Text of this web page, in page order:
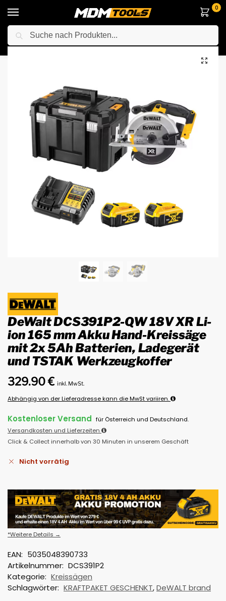
0
Startseite / Elektrowerkzeuge / Sägen
DeWalt DCS391P2-QW 18V XR Li-
ion 165 mm Akku Hand-Kreissäge
mit 2x 5Ah Batterien, Ladegerät
und TSTAK Werkzeugkoffer
329.90€ inkl. MwSt.
Abhängig von der Lieferadresse kann die MwSt variiren.
Kostenloser Versand für Österreich und Deutschland.
Versandkosten und Lieferzeiten
Click & Collect innerhalb von 30 Minuten in unserem Geschäft
Nicht vorrätig
*Weitere Details →
EAN: 5035048390733
Artikelnummer: DCS391P2
Kategorie: Kreissägen
Schlagwörter: KRAFTPAKET GESCHENKT,DeWALT brand